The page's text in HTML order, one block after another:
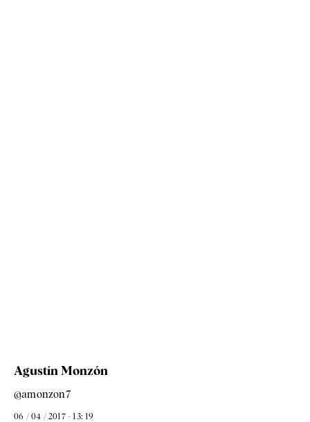
Agustín Monzón
@amonzon7
06 / 04 / 2017 - 13: 19